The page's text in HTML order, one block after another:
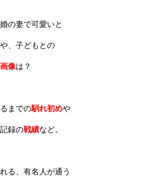
の妻で可愛いと
、子どもとの
画像は？
までの馴れ初めや
録の戦績など。
る、有名人が通う